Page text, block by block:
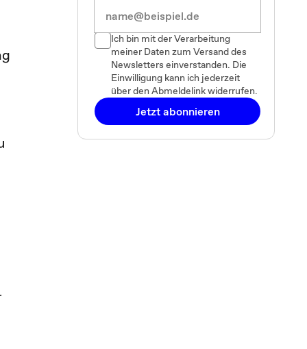
Ich bin mit der Verarbeitung
meiner Daten zum Versand des
Newsletters einverstanden. Die
Einwilligung kann ich jederzeit
über den Abmeldelink widerrufen.
Jetzt abonnieren